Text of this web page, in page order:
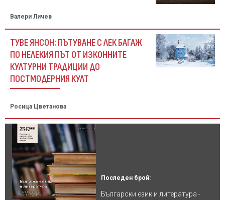
Валери Личев
ТУВЕ ЯНСОН: ПЪТУВАНЕ С ЛЕК БАГАЖ
ПО НЕЛЕКИЯ ПЪТ ОТ ИЗКОННИТЕ
КУЛТУРНИ ТРАДИЦИИ ДО
ПОСТМОДЕРНИЯ КУЛТ
Росица Цветанова
Последен брой:
Български език и литература -